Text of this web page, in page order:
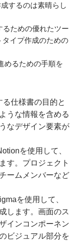
するのは素晴らし
るための優れたツー
タイプ作成のための
めるための手順を
る仕様書の目的と
うな情報を含める
なデザイン要素が
を使用して、
す。プロジェクト
ームメンバーなど
を使用して、
します。画面のス
インコンポーネン
ビジュアル部分を